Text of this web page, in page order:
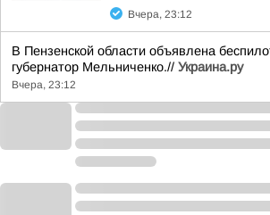
Вчера, 23:12
В Пензенской области объявлена
губернатор Мельниченко.// Украина.ру
Вчера, 23:12